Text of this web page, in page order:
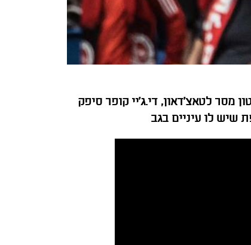
מסר לטאצ'דאון, די.ג'יי קופר סיפק
שיש לו עיניים בגב